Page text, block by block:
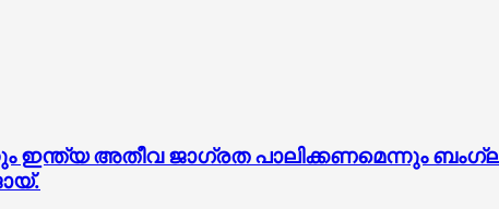
ഇന്ത്യ അതീവ ജാഗ്രത പാലിക്കണമെന്നും